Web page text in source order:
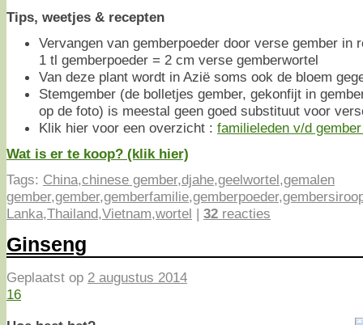
Tips, weetjes & recepten
Vervangen van gemberpoeder door verse gember in
1 tl gemberpoeder = 2 cm verse gemberwortel
Van deze plant wordt in Azië soms ook de bloem
Stemgember (de bolletjes gember, gekonfijt in
op de foto) is meestal geen goed substituut voor
Klik hier voor een overzicht : familieleden v/d
Wat is er te koop? (klik hier)
Tags: China,chinese gember,djahe,geelwortel,gemalen
gember,gember,gemberfamilie,gemberpoeder,
Lanka,Thailand,Vietnam,wortel | 32 reacties
Ginseng
Geplaatst op 2 augustus 2014
16